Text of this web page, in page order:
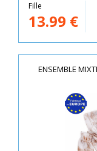
Fille
13.99 €
ENSEMBLE